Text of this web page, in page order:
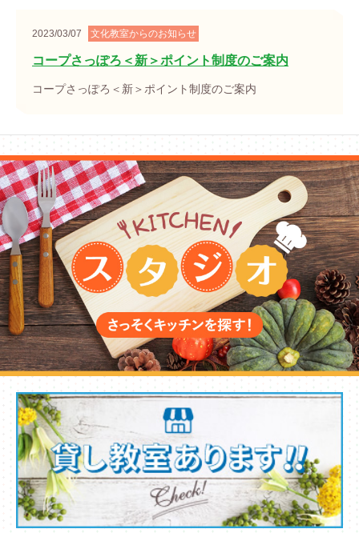
2023/03/07 文化教室からのお知らせ
コープさっぽろ＜新＞ポイント制度のご案内
コープさっぽろ＜新＞ポイント制度のご案内